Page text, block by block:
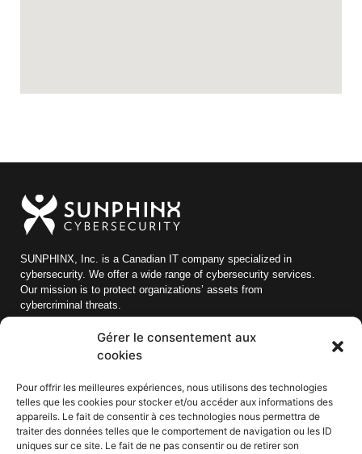
Gérer le consentement aux
cookies
Pour offrir les meilleures expériences, nous utilisons des technologies
telles que les cookies pour stocker et/ou accéder aux informations des
appareils. Le fait de consentir à ces technologies nous permettra de
traiter des données telles que le comportement de navigation ou les ID
uniques sur ce site. Le fait de ne pas consentir ou de retirer son
SUNPHINX, Inc. is a Canadian IT company specialized in
cybersecurity. We offer a wide range of cybersecurity services.
Our mission is to protect organizations’ assets from
cybercriminal threats.
Quick links
About us
Careers